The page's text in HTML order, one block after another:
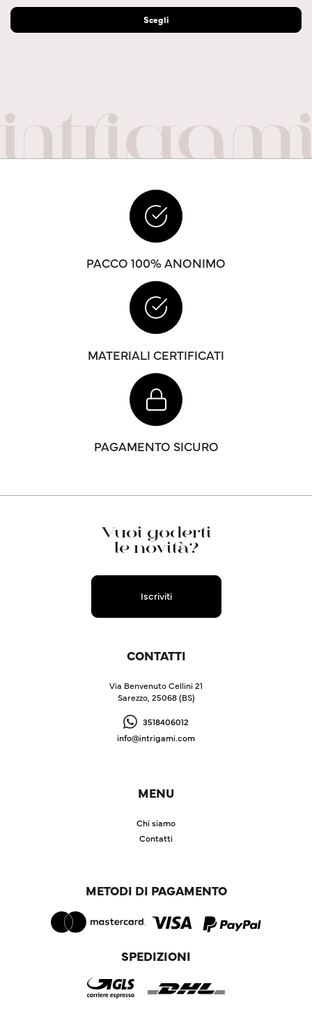
Scegli
PACCO 100% ANONIMO
MATERIALI CERTIFICATI
PAGAMENTO SICURO
Vuoi goderti
le novità?
Iscriviti
CONTATTI
Via Benvenuto Cellini 21
Sarezzo, 25068 (BS)
3518406012
info@intrigami.com
MENU
Chi siamo
Contatti
METODI DI PAGAMENTO
SPEDIZIONI